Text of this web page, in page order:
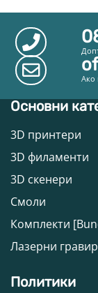
Ако
Основни
3D принтери
3D филаменти
3D скенери
Смоли
Комплекти
Лазерни
Политики